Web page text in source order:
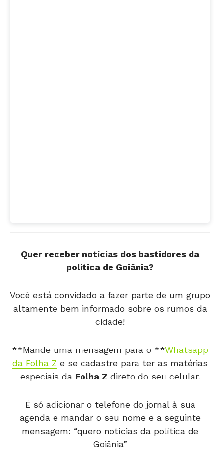
Quer receber notícias dos bastidores da
política de Goiânia?
Você está convidado a fazer parte de um grupo
altamente bem informado sobre os rumos da
cidade!
**Mande uma mensagem para o **Whatsapp
da Folha Z e se cadastre para ter as matérias
especiais da Folha Z direto do seu celular.
É só adicionar o telefone do jornal à sua
agenda e mandar o seu nome e a seguinte
mensagem: “quero notícias da política de
Goiânia”